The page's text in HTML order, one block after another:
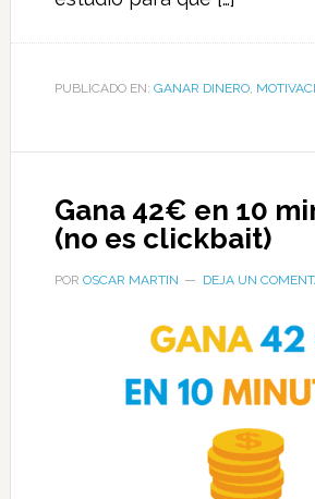
PUBLICADO EN: GANAR DINERO,
Gana 42€ en 10
(no es clickbait)
POR OSCAR MARTIN DEJA UN